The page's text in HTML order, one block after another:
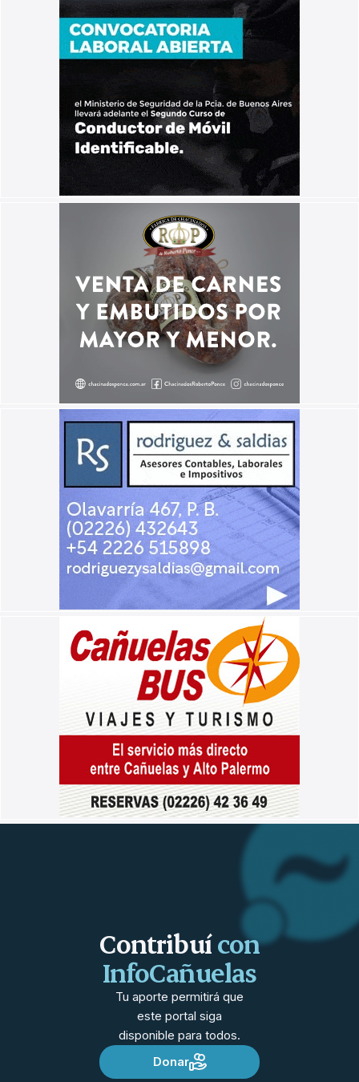
Contribuícon
InfoCañuelas
Tu aporte permitirá que
este portal siga
disponible para todos.
Donar